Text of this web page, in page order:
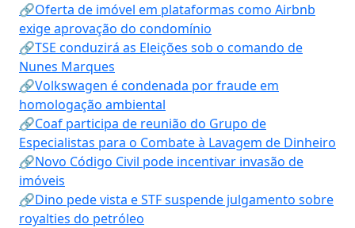
🔗Oferta de imóvel em plataformas como Airbnb
exige aprovação do condomínio
🔗TSE conduzirá as Eleições sob o comando de
Nunes Marques
🔗Volkswagen é condenada por fraude em
homologação ambiental
🔗Coaf participa de reunião do Grupo de
Especialistas para o Combate à Lavagem de Dinheiro
🔗Novo Código Civil pode incentivar invasão de
imóveis
🔗Dino pede vista e STF suspende julgamento sobre
royalties do petróleo